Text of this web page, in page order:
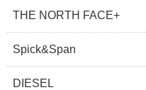
THE NORTH FACE+
Spick&Span
DIESEL